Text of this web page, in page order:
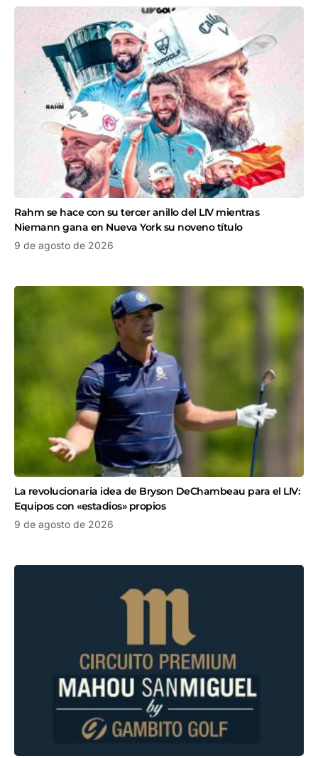
Rahm se hace con su tercer anillo del LIV mientras
Niemann gana en Nueva York su noveno título
9 de agosto de 2026
La revolucionaria idea de Bryson DeChambeau para el LIV:
Equipos con «estadios» propios
9 de agosto de 2026